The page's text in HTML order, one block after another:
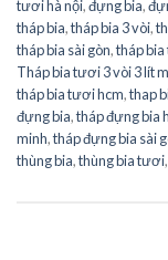
tươi hà nội,đựng bia,
tháp bia,tháp bia 3 vòi,
tháp bia sài gòn,tháp bia
Tháp bia tươi 3 vòi 3 lít
tháp bia tươi hcm,thap
đựng bia,tháp đựng bia
minh,tháp đựng bia sài
thùng bia,thùng bia tươi